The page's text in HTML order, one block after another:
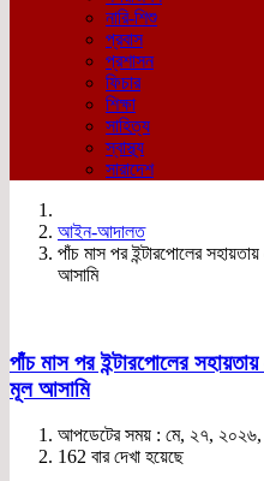
নারি-শিশু
প্রবাস
প্রশাসন
ফিচার
শিক্ষা
সাহিত্য
স্বাস্থ্য
সারাদেশ
আইন-আদালত
পাঁচ মাস পর ইন্টারপোলের
আসামি
পাঁচ মাস পর ইন্টারপোলের
মূল আসামি
আপডেটের সময় : মে, ২৭,
162 বার দেখা হয়েছে